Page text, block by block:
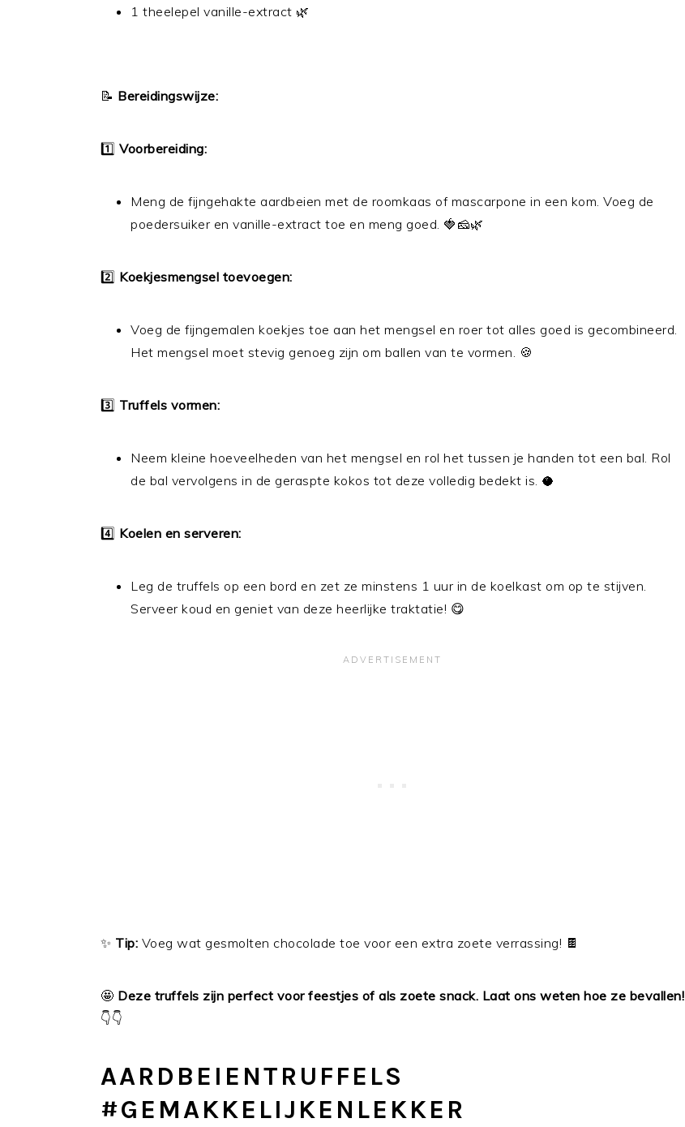
1 theelepel vanille-extract 🌿
📝 Bereidingswijze:
1️⃣ Voorbereiding:
Meng de fijngehakte aardbeien met de roomkaas of mascarpone in een kom. Voeg de
poedersuiker en vanille-extract toe en meng goed. 🍓🧀🌿
2️⃣ Koekjesmengsel toevoegen:
Voeg de fijngemalen koekjes toe aan het mengsel en roer tot alles goed is gecombineerd.
Het mengsel moet stevig genoeg zijn om ballen van te vormen. 🍪
3️⃣ Truffels vormen:
Neem kleine hoeveelheden van het mengsel en rol het tussen je handen tot een bal. Rol
de bal vervolgens in de geraspte kokos tot deze volledig bedekt is. 🥥
4️⃣ Koelen en serveren:
Leg de truffels op een bord en zet ze minstens 1 uur in de koelkast om op te stijven.
Serveer koud en geniet van deze heerlijke traktatie! 😋
✨ Tip: Voeg wat gesmolten chocolade toe voor een extra zoete verrassing! 🍫
🤩 Deze truffels zijn perfect voor feestjes of als zoete snack. Laat ons weten hoe ze bevallen!
👇👇
AARDBEIENTRUFFELS
#GEMAKKELIJKENLEKKER